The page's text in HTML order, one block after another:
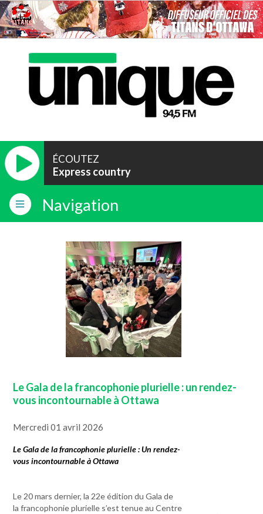
ÉCOUTEZ
Express country
Navigation
Le Gala de la francophonie plurielle : un rendez-
vous incontournable à Ottawa
Mercredi 01 avril 2026
Le Gala de la francophonie plurielle : Un rendez-
vous incontournable à Ottawa
Le 20 mars dernier, la 22e édition du Gala de
la francophonie plurielle s’est tenue au Centre